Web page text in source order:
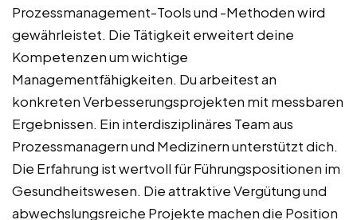
Prozessmanagement-Tools und -Methoden wird
gewährleistet. Die Tätigkeit erweitert deine
Kompetenzen um wichtige
Managementfähigkeiten. Du arbeitest an
konkreten Verbesserungsprojekten mit messbaren
Ergebnissen. Ein interdisziplinäres Team aus
Prozessmanagern und Medizinern unterstützt dich.
Die Erfahrung ist wertvoll für Führungspositionen im
Gesundheitswesen. Die attraktive Vergütung und
abwechslungsreiche Projekte machen die Position